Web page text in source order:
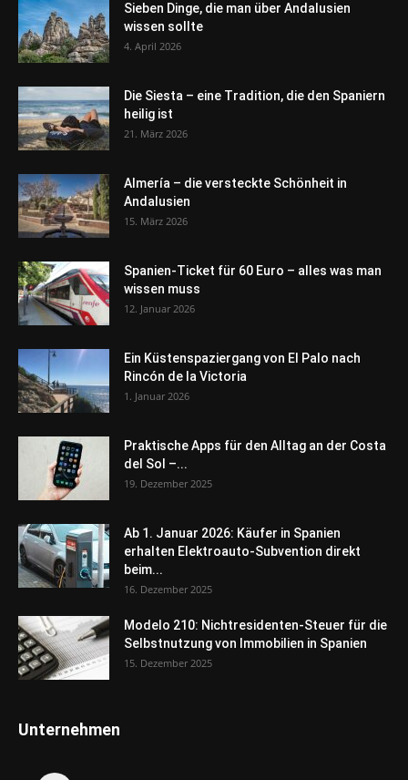
Sieben Dinge, die man über Andalusien
wissen sollte
4. April 2026
Die Siesta – eine Tradition, die den Spaniern
heilig ist
21. März 2026
Almería – die versteckte Schönheit in
Andalusien
15. März 2026
Spanien-Ticket für 60 Euro – alles was man
wissen muss
12. Januar 2026
Ein Küstenspaziergang von El Palo nach
Rincón de la Victoria
1. Januar 2026
Praktische Apps für den Alltag an der Costa
del Sol –...
19. Dezember 2025
Ab 1. Januar 2026: Käufer in Spanien
erhalten Elektroauto-Subvention direkt
beim...
16. Dezember 2025
Modelo 210: Nichtresidenten-Steuer für die
Selbstnutzung von Immobilien in Spanien
15. Dezember 2025
Unternehmen